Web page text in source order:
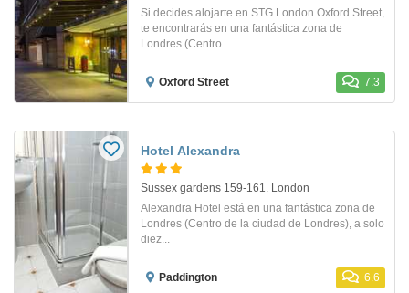
Si decides alojarte en STG London Oxford Street,
te encontrarás en una fantástica zona de
Londres (Centro...
Oxford Street 7.3
Hotel Alexandra
Sussex gardens 159-161. London
Alexandra Hotel está en una fantástica zona de
Londres (Centro de la ciudad de Londres), a solo
diez...
Paddington 6.6